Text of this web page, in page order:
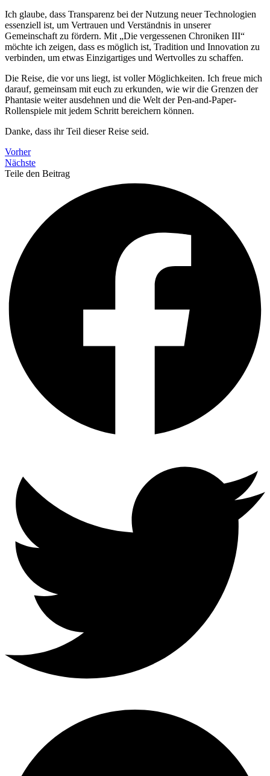
Ich glaube, dass Transparenz bei der Nutzung neuer Technologien
essenziell ist, um Vertrauen und Verständnis in unserer
Gemeinschaft zu fördern. Mit „Die vergessenen Chroniken III“
möchte ich zeigen, dass es möglich ist, Tradition und Innovation zu
verbinden, um etwas Einzigartiges und Wertvolles zu schaffen.
Die Reise, die vor uns liegt, ist voller Möglichkeiten. Ich freue mich
darauf, gemeinsam mit euch zu erkunden, wie wir die Grenzen der
Phantasie weiter ausdehnen und die Welt der Pen-and-Paper-
Rollenspiele mit jedem Schritt bereichern können.
Danke, dass ihr Teil dieser Reise seid.
Vorher
Nächste
Teile den Beitrag